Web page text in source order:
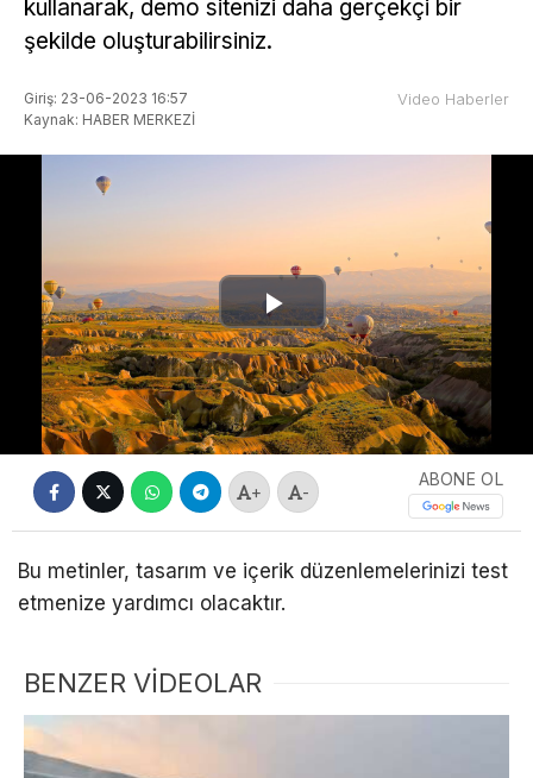
kullanarak, demo sitenizi daha gerçekçi bir
şekilde oluşturabilirsiniz.
Giriş: 23-06-2023 16:57
Kaynak: HABER MERKEZİ
Video Haberler
Play
Video
+ -
ABONE OL
Bu metinler, tasarım ve içerik düzenlemelerinizi test
etmenize yardımcı olacaktır.
BENZER VİDEOLAR